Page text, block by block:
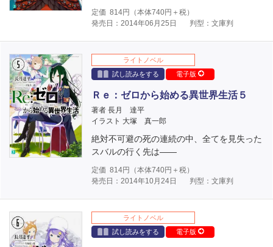
定価 814円（本体740円＋税）
発売日：2014年06月25日
判型：文庫判
ライトノベル
試し読みをする
電子版
Ｒｅ：ゼロから始める異世界生活５
著者 長月 達平
イラスト 大塚 真一郎
絶対不可避の死の連続の中、全てを見失った
スバルの行く先は――
定価 814円（本体740円＋税）
発売日：2014年10月24日
判型：文庫判
ライトノベル
試し読みをする
電子版